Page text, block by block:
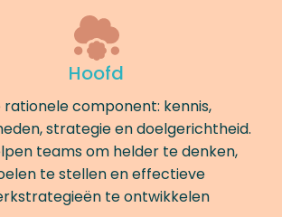
Hoofd
rationele component: kennis,
strategie en doelgerichtheid.
teams om helder te denken,
te stellen en effectieve
te ontwikkelen